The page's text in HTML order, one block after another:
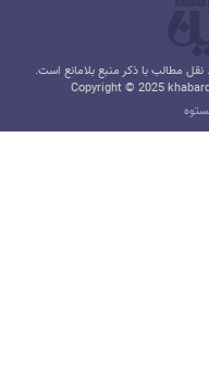
مطالب با ذکر منبع بلامانع است.
Copyright © 2025